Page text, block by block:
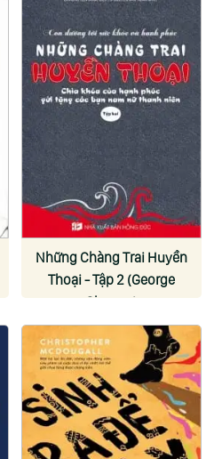
Những Chàng Trai Huyền
Thoại - Tập 2 (George
Ohsawa)